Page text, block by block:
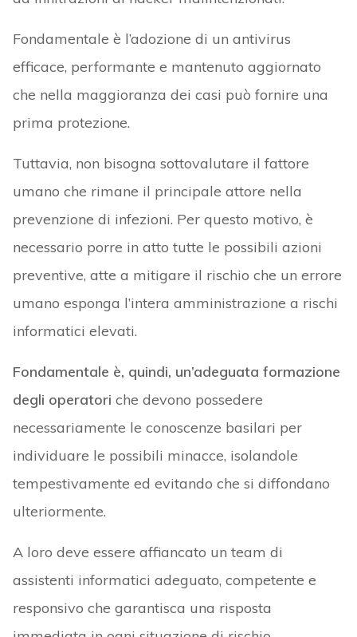
Fondamentale è l’adozione di un antivirus
efficace, performante e mantenuto aggiornato
che nella maggioranza dei casi può fornire una
prima protezione.
Tuttavia, non bisogna sottovalutare il fattore
umano che rimane il principale attore nella
prevenzione di infezioni. Per questo motivo, è
necessario porre in atto tutte le possibili azioni
preventive, atte a mitigare il rischio che un errore
umano esponga l’intera amministrazione a rischi
informatici elevati.
Fondamentale è, quindi, un’adeguata formazione
degli operatori che devono possedere
necessariamente le conoscenze basilari per
individuare le possibili minacce, isolandole
tempestivamente ed evitando che si diffondano
ulteriormente.
A loro deve essere affiancato un team di
assistenti informatici adeguato, competente e
responsivo che garantisca una risposta